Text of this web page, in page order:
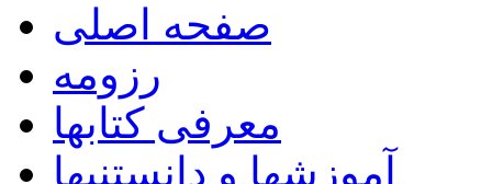
صفحه اصلی
رزومه
معرفی کتابها
آموزشها و دانستنیها